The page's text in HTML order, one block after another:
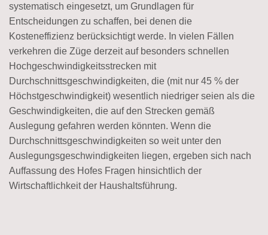
systematisch eingesetzt, um Grundlagen für
Entscheidungen zu schaffen, bei denen die
Kosteneffizienz berücksichtigt werde. In vielen Fällen
verkehren die Züge derzeit auf besonders schnellen
Hochgeschwindigkeitsstrecken mit
Durchschnittsgeschwindigkeiten, die (mit nur 45 % der
Höchstgeschwindigkeit) wesentlich niedriger seien als die
Geschwindigkeiten, die auf den Strecken gemäß
Auslegung gefahren werden könnten. Wenn die
Durchschnittsgeschwindigkeiten so weit unter den
Auslegungsgeschwindigkeiten liegen, ergeben sich nach
Auffassung des Hofes Fragen hinsichtlich der
Wirtschaftlichkeit der Haushaltsführung.